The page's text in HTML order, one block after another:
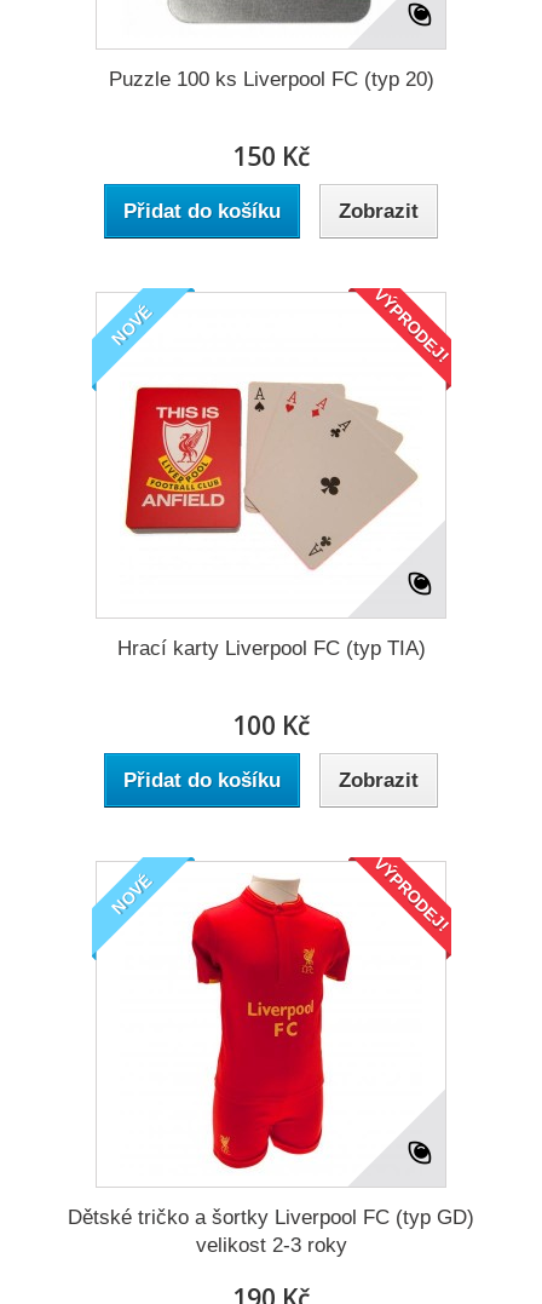
Puzzle 100 ks Liverpool FC (typ 20)
150 Kč
Přidat do košíku Zobrazit
NOVÉ VÝPRODEJ!
Hrací karty Liverpool FC (typ TIA)
100 Kč
Přidat do košíku Zobrazit
NOVÉ VÝPRODEJ!
Dětské tričko a šortky Liverpool FC (typ GD)
velikost 2-3 roky